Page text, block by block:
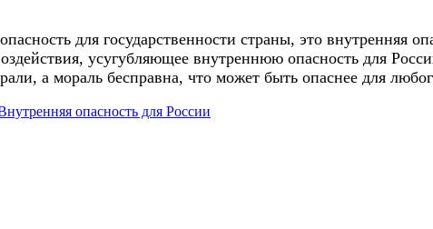
для государственности страны, это внутренняя
усугубляющее внутреннюю опасность для
а мораль бесправна, что может быть опаснее для
опасность для России